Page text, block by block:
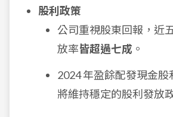
股利政策
公司重視股東回報，近
放率皆超過七成 。
2024 年盈餘配發現金股
將維持穩定的股利發放